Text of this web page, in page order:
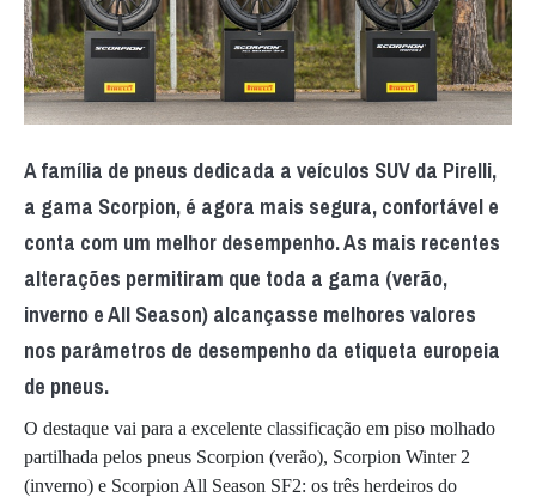
A família de pneus dedicada a veículos SUV da Pirelli,
a gama Scorpion, é agora mais segura, confortável e
conta com um melhor desempenho. As mais recentes
alterações permitiram que toda a gama (verão,
inverno e All Season) alcançasse melhores valores
nos parâmetros de desempenho da etiqueta europeia
de pneus.
O destaque vai para a excelente classificação em piso molhado
partilhada pelos pneus Scorpion (verão), Scorpion Winter 2
(inverno) e Scorpion All Season SF2: os três herdeiros do